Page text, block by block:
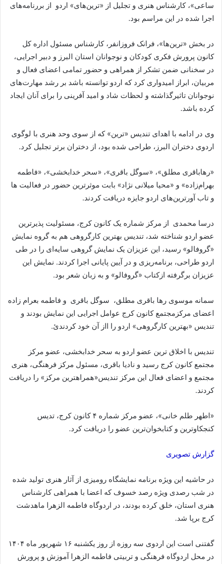
ساعی»، کارشناس هنری و تجلیل از «ترین‌های» اردو از بررنامه‌های
اجرا شده در این مراسم بود.
در بخش «ترین‌ها»، فرانک فروزانفر، کارشناس مسئول اداره کل
کانون پرورش فکری کودکان و نوجوانان استان البرز و دبیر اجرایی،
در سخنانی ضمن تشکر از همراهی و حضور تمامی اعضای فعال و
مربیان، ابراز امیدواری کرد که اردو توانسته باشد بر رشد مهارت‌های
نوجوانان تاثیرگذاشته و لحظات شاد و امید آفرینی را برای آنان ایجاد
کرده باشد.
وی در ادامه با اهدای تندیس «ترین» که از سوی وحد هنری با لوگوی
اردوی دختران البرز، طراحی شده بود، از دختران برتر تجلیل کرد.
«رهاباقری مطلق»، «سوگل باقری»، «سحر خدابخشی»، «فاطمه
بهرام‌زاده» و «محیا میلانی نژاد» بابت موثرترین حضور در فعالیت ها
و تاب آورترین‌های اردو جایزه دریافت کردند.
درسا محمدی از مرکز شماره یک کانون کرج، مسئولیت پذیرترین
عضو اردو شناخته شد، تندیس بهترین کارگروهی هم به گروه نمایش
«گروفالو» رسید، این عزیزان یک نمایش گروهی سایه‌ای را در طی
اردو طراحی، برنامه‌ریزی و در آیین پایانی اجرا کردند. نمایش این
عزیزان برگرفته ازکتاب «گروفالو» و به زبان شعر بود.
سمانه موسوی رها باقری مطلق، سوگل باقری و فاطمه بعرام زاده
اعضای مرکزمجتمع کانون کرج عوامل اجرایی این نمایش بودند و
تندیس «بهترین کارگروهی» اردو را ااز آن خود کردندئ.
تندیس با اخلاق ترین عضو اردو به سحر خدابخشی، عضو مرکز
مجتمع کانون کرج رسید و نادیا باقری، مسئول مرکز فرهنگی، هنری
مجتمع و اعضای فعال این مرکز تندیس«همراهترین مرکز» را دریافت
کردند.
«اطهر طلم خانی»، عضو مرکز شماره ۴ کانون کرج، تدیس
کنجکاوترین و کتابخوان‌ترین عضو را دریافت کرد.
گزارش تصویری
در حاشیه این ویژه برنامه نمایشگاه رومیزی از آثار هنری تولید شده
در شب رصدی ویژه رصد خسوف که اعضا با همراهی کارشناس
هنری استان، خلق کرده بودند، در اردوگاه فاطمه الزهرا ماهدشت
کرج برپا شد.
گفتنی است این اردوی سه روزه از روز یکشنبه ۱۶ شهریور ماه ۱۴۰۴
در محل اردوگاه فرهنگی و تربیتی فاطمه الزهرا آموزش و پرورش